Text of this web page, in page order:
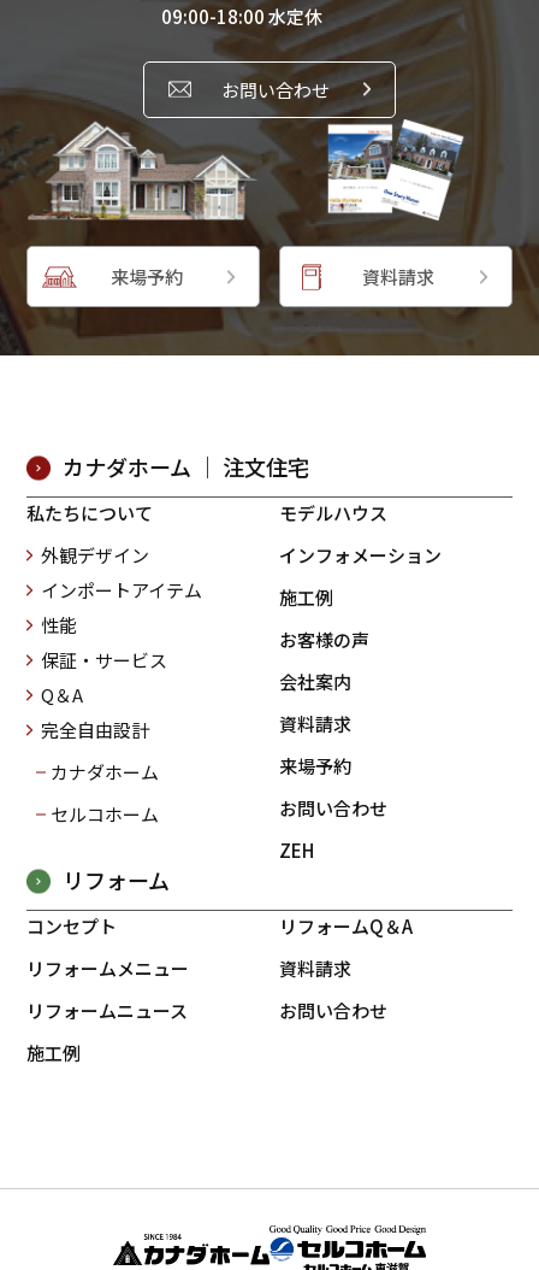
09:00-18:00 水定休
お問い合わせ
来場予約 資料請求
カナダホーム ｜ 注文住宅
私たちについて
外観デザイン
インポートアイテム
性能
保証・サービス
Q＆A
完全自由設計
カナダホーム
セルコホーム
モデルハウス
インフォメーション
施工例
お客様の声
会社案内
資料請求
来場予約
お問い合わせ
ZEH
リフォーム
コンセプト
リフォームメニュー
リフォームニュース
施工例
リフォームQ＆A
資料請求
お問い合わせ